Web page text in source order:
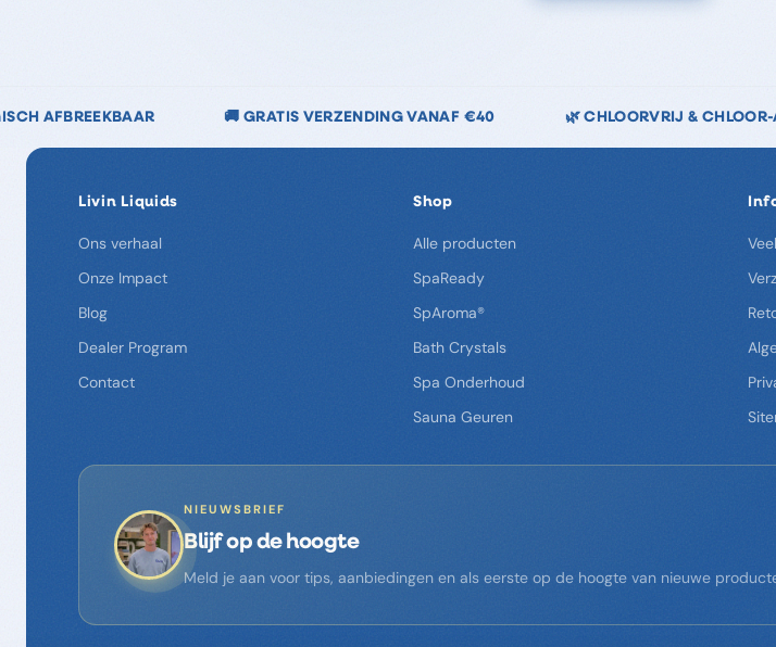
VERZENDING VANAF €40 🌿 CHLOORVRIJ & CHLOOR-ARM ONDERHOUD ↩️ 14
Livin Liquids
Ons verhaal
Onze Impact
Blog
Dealer Program
Contact
Shop
Alle producten
SpaReady
SpAroma®
Bath Crystals
Spa Onderhoud
Sauna Geuren
NIEUWSBRIEF
Blijf op de hoogte
Meld je aan voor tips, aanbiedingen en als eerste op de hoogte van nieuwe